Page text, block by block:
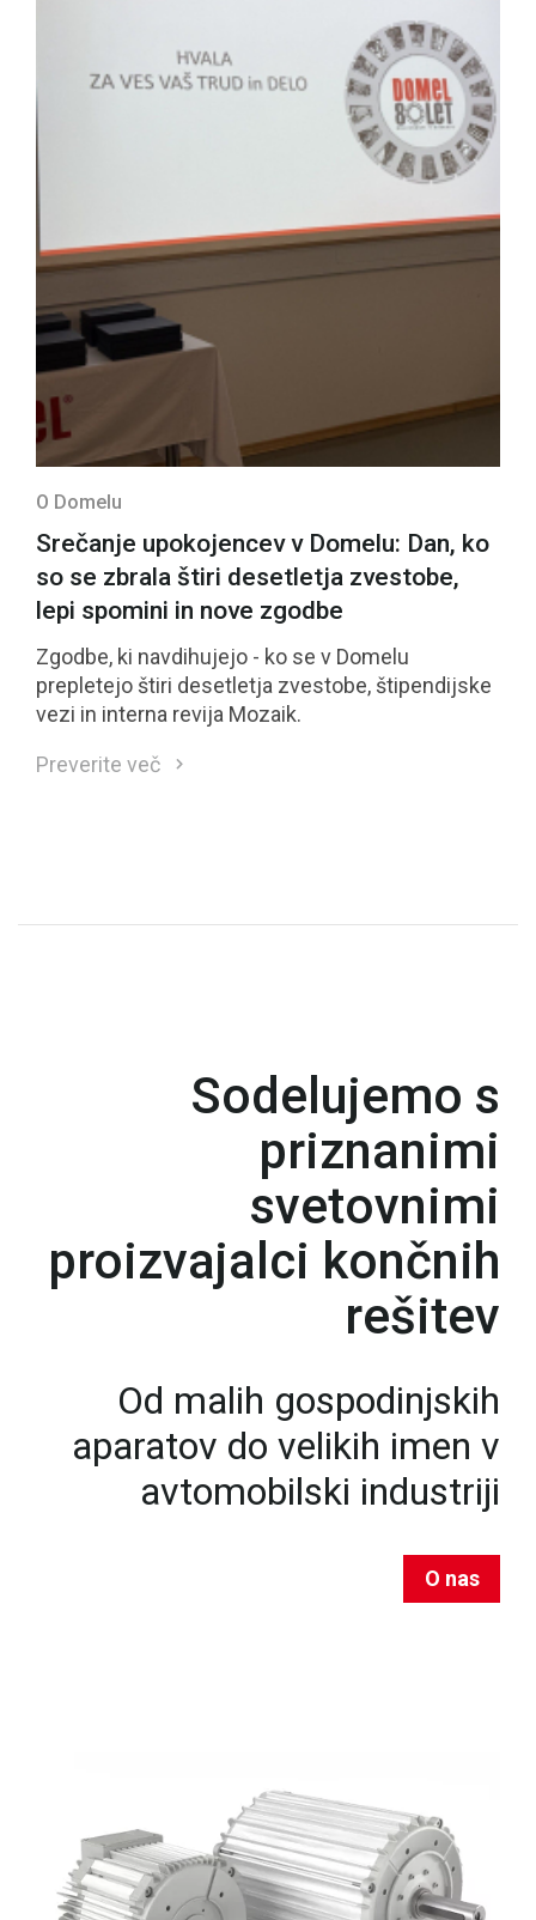
O Domelu
Srečanje upokojencev v Domelu: Dan, ko
so se zbrala štiri desetletja zvestobe,
lepi spomini in nove zgodbe
Zgodbe, ki navdihujejo - ko se v Domelu
prepletejo štiri desetletja zvestobe, štipendijske
vezi in interna revija Mozaik.
Preverite več
Sodelujemo s
priznanimi
svetovnimi
proizvajalci končnih
rešitev
Od malih gospodinjskih
aparatov do velikih imen v
avtomobilski industriji
O nas